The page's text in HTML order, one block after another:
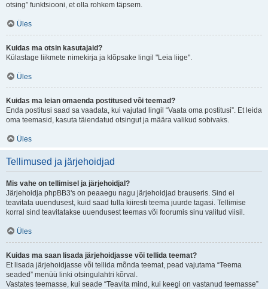
otsing” funktsiooni, et olla rohkem täpsem.
Üles
Kuidas ma otsin kasutajaid?
Külastage liikmete nimekirja ja klõpsake lingil "Leia liige".
Üles
Kuidas ma leian omaenda postitused või teemad?
Enda postitusi saad sa vaadata, kui vajutad lingil “Vaata oma postitusi”. Et leida
oma teemasid, kasuta täiendatud otsingut ja määra valikud sobivaks.
Üles
Tellimused ja järjehoidjad
Mis vahe on tellimisel ja järjehoidjal?
Järjehoidja phpBB3's on peaaegu nagu järjehoidjad brauseris. Sind ei
teavitata uuendusest, kuid saad tulla kiiresti teema juurde tagasi. Tellimise
korral sind teavitatakse uuendusest teemas või foorumis sinu valitud viisil.
Üles
Kuidas ma saan lisada järjehoidjasse või tellida teemat?
Et lisada järjehoidjasse või tellida mõnda teemat, pead vajutama “Teema
seaded” menüü linki otsingulahtri kõrval.
Vastates teemasse, kui seade “Teavita mind, kui keegi on vastanud teemasse”